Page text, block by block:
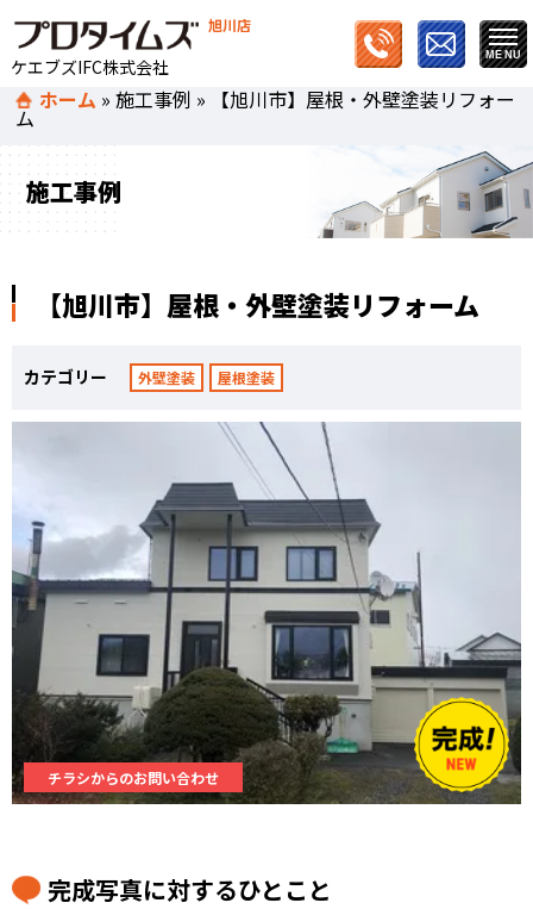
旭川店
ケエブズIFC株式会社
ホーム »施工事例 » 【旭川市】屋根・外壁塗装リフォー
ム
施工事例
【旭川市】屋根・外壁塗装リフォーム
カテゴリー 外壁塗装 屋根塗装
チラシからのお問い合わせ
完成写真に対するひとこと